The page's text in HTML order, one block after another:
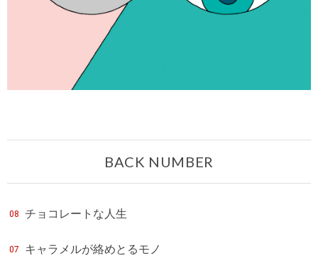
BACK NUMBER
08 チョコレートな人生
07 キャラメルが絡めとるモノ